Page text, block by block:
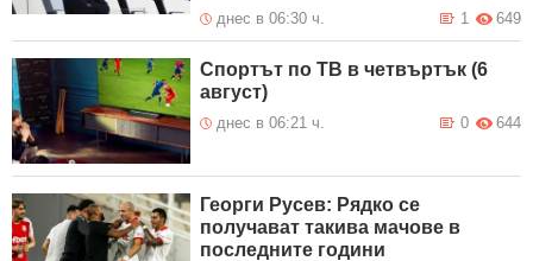
днес в 06:30 ч. 649
1
Спортът по ТВ в четвъртък (6
август)
днес в 06:21 ч. 644
0
Георги Русев: Рядко се
получават такива мачове в
последните години